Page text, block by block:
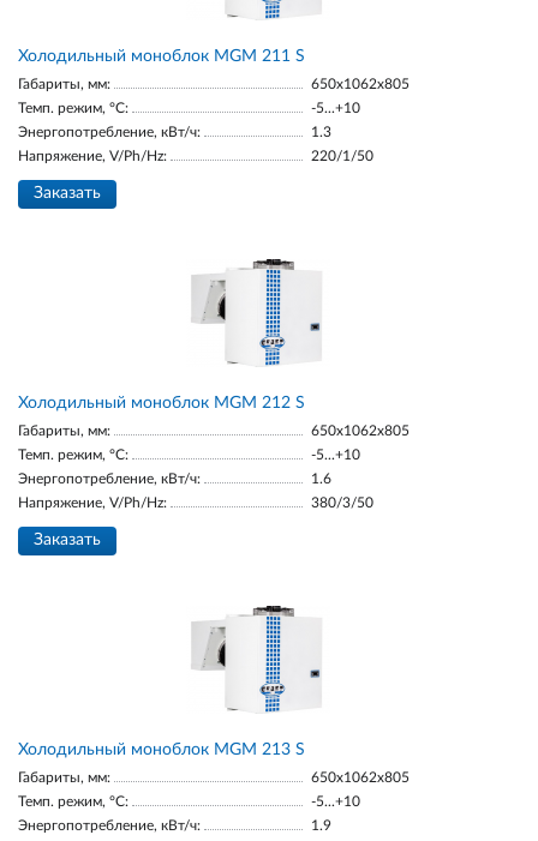
Холодильный моноблок MGM 211 S
Габариты, мм:
650x1062x805
Темп. режим, °С:
-5...+10
Энергопотребление, кВт/ч:
1.3
Напряжение, V/Ph/Hz:
220/1/50
Заказать
Холодильный моноблок MGM 212 S
Габариты, мм:
650x1062x805
Темп. режим, °С:
-5...+10
Энергопотребление, кВт/ч:
1.6
Напряжение, V/Ph/Hz:
380/3/50
Заказать
Холодильный моноблок MGM 213 S
Габариты, мм:
650x1062x805
Темп. режим, °С:
-5...+10
Энергопотребление, кВт/ч:
1.9